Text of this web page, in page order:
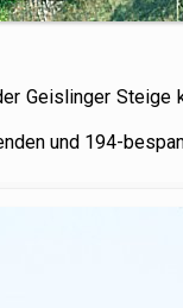
Geislinger
und 194-